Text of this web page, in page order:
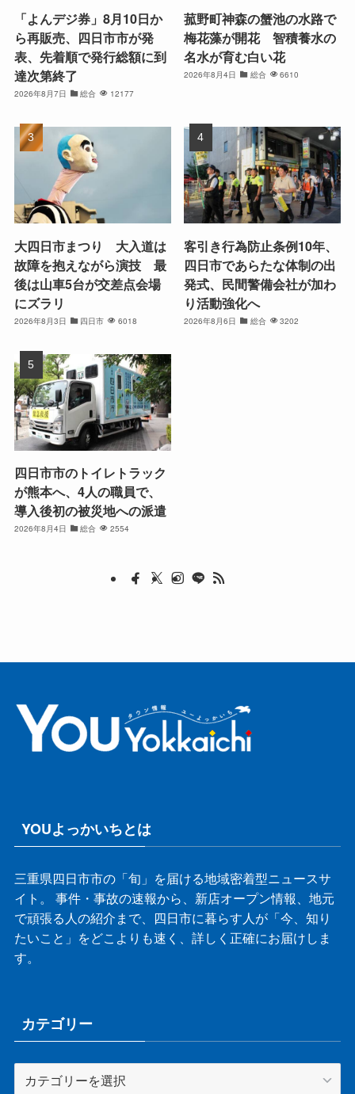
「よんデジ券」8月10日か
ら再販売、四日市市が発
表、先着順で発行総額に到
達次第終了
2026年8月7日 総合 12177
菰野町神森の蟹池の水路で
梅花藻が開花 智積養水の
名水が育む白い花
2026年8月4日 総合 6610
大四日市まつり 大入道は
故障を抱えながら演技 最
後は山車5台が交差点会場
にズラリ
2026年8月3日 四日市 6018
客引き行為防止条例10年、
四日市であらたな体制の出
発式、民間警備会社が加わ
り活動強化へ
2026年8月6日 総合 3202
四日市市のトイレトラック
が熊本へ、4人の職員で、
導入後初の被災地への派遣
2026年8月4日 総合 2554
YOUよっかいちとは
三重県四日市市の「旬」を届ける地域密着型ニュースサ
イト。 事件・事故の速報から、新店オープン情報、地元
で頑張る人の紹介まで、四日市に暮らす人が「今、知り
たいこと」をどこよりも速く、詳しく正確にお届けしま
す。
カテゴリー